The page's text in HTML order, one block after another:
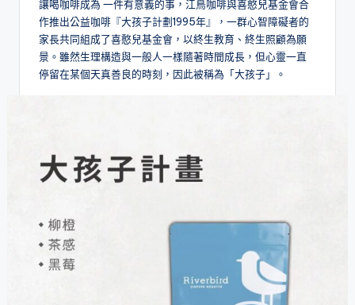
讓喝咖啡成為 一件有意義的事，江鳥咖啡與喜憨兒基金會合
作推出公益咖啡『大孩子計劃1995年』，一群心智障礙者的
家長共同組成了喜憨兒基金會，以終生教育、終生照顧為願
景。雖然生理構造與一般人一樣隨著時間成長，但心靈一直
停留在某個天真善良的時刻，因此被稱為「大孩子」。